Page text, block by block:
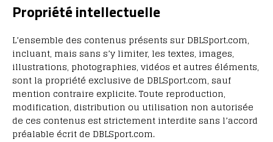
Propriété intellectuelle
L’ensemble des contenus présents sur DBLSport.com,
incluant, mais sans s’y limiter, les textes, images,
illustrations, photographies, vidéos et autres éléments,
sont la propriété exclusive de DBLSport.com, sauf
mention contraire explicite. Toute reproduction,
modification, distribution ou utilisation non autorisée
de ces contenus est strictement interdite sans l’accord
préalable écrit de DBLSport.com.